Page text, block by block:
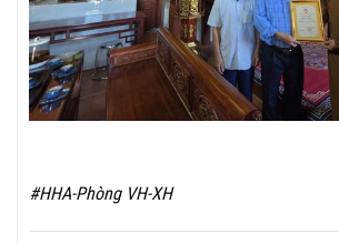
#HHA-Phòng VH-XH